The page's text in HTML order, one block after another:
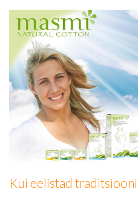
Kui eelistad